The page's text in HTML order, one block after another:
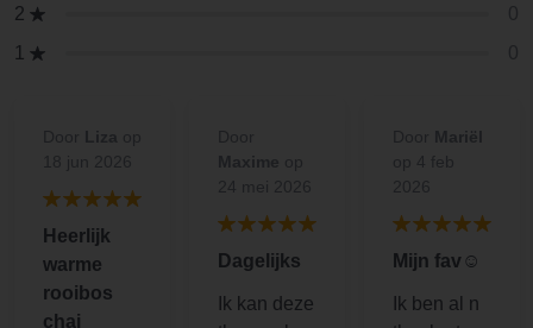
2
1
Heerlijk
warme
rooibos
chai
Dagelijks
Ik kan deze
Mijn fav☺️
Ik ben al n